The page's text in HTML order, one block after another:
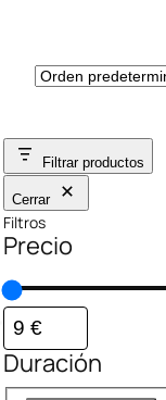
Filtrar productos
Cerrar
Filtros
Precio
Duración